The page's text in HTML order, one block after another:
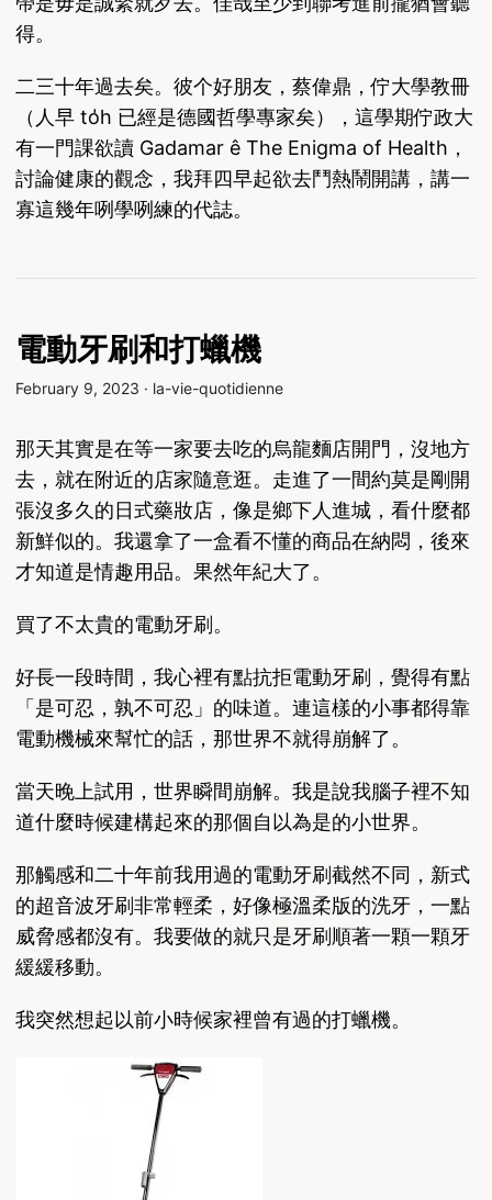
得。
二三十年過去矣。彼个好朋友，蔡偉鼎，佇大學教冊
（人早 to̍h 已經是德國哲學專家矣），這學期佇政大
有一門課欲讀 Gadamar ê The Enigma of Health，
討論健康的觀念，我拜四早起欲去鬥熱鬧開講，講一
寡這幾年咧學咧練的代誌。
電動牙刷和打蠟機
February 9, 2023 · la-vie-quotidienne
那天其實是在等一家要去吃的烏龍麵店開門，沒地方
去，就在附近的店家隨意逛。走進了一間約莫是剛開
張沒多久的日式藥妝店，像是鄉下人進城，看什麼都
新鮮似的。我還拿了一盒看不懂的商品在納悶，後來
才知道是情趣用品。果然年紀大了。
買了不太貴的電動牙刷。
好長一段時間，我心裡有點抗拒電動牙刷，覺得有點
「是可忍，孰不可忍」的味道。連這樣的小事都得靠
電動機械來幫忙的話，那世界不就得崩解了。
當天晚上試用，世界瞬間崩解。我是說我腦子裡不知
道什麼時候建構起來的那個自以為是的小世界。
那觸感和二十年前我用過的電動牙刷截然不同，新式
的超音波牙刷非常輕柔，好像極溫柔版的洗牙，一點
威脅感都沒有。我要做的就只是牙刷順著一顆一顆牙
緩緩移動。
我突然想起以前小時候家裡曾有過的打蠟機。